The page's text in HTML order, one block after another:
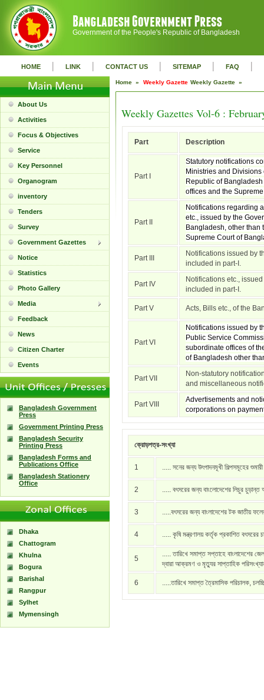
Government of the People's Republic of Bangladesh
HOME | LINK | CONTACT US | SITEMAP | FAQ |
About Us
Activities
Focus & Objectives
Service
Key Personnel
Organogram
inventory
Tenders
Survey
Government Gazettes
Notice
Statistics
Photo Gallery
Media
Feedback
News
Citizen Charter
Events
Bangladesh Government
Press
Government Printing Press
Bangladesh Security
Printing Press
Bangladesh Forms and
Publications Office
Bangladesh Stationery
Office
Dhaka
Chattogram
Khulna
Bogura
Barishal
Rangpur
Sylhet
Mymensingh
Home » Weekly Gazette Weekly Gazette »
Weekly Gazettes Vol-6 :
Part Description
Part I
Statutory notifications
Ministries and Divisions
Republic of
offices and the
Part II
Notifications regarding
etc., issued by the
Bangladesh, other than
Supreme Court of
Part III
Notifications issued by
included in part-I.
Part IV
Notifications etc.,
included in part-I.
Part V Acts, Bills etc., of the
Part VI
Notifications issued by
Public Service
subordinate offices of
of Bangladesh other
Part VII
Non-statutory
and miscellaneous
Part VIII
Advertisements and
corporations on
ক্রোড়পত্র-সংখ্যা
1 ..... সনের জন্য উৎপাদনমূখী শিল্পসমূহের
2 ..... বৎসরের জন্য বাংলোদেশের লিচুর চুড়ান্ত
3 .....বৎসরের জন্য বাংলাদেশের টক জাতীয়
4 ..... কৃষি মন্ত্রণালয় কর্তৃক প্রকাশিত বৎসরের
5
..... তারিখে সমাপ্ত সপ্তাহে বাংলাদেশের
দ্বারা আক্রমণ ও মৃত্যুর সাপ্তাহিক
6 .....তারিখে সমাপ্ত ত্রৈমাসিক পরিচালক,